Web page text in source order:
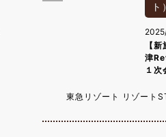
ト）
【
津
１次
東急リゾート リゾート